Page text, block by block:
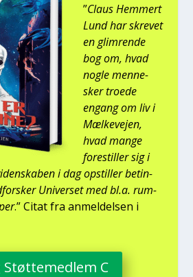
”Claus Hem­mert
Lund har skre­vet
en glim­ren­de
bog om, hvad
nog­le men­ne­
sker tro­e­de
engang om liv i
Mæl­ke­vej­en,
hvad man­ge
fore­stil­ler sig i
i dag opstil­ler betin­
Uni­ver­set med bl.a. rum­
.” Citat fra anmel­del­sen i
C